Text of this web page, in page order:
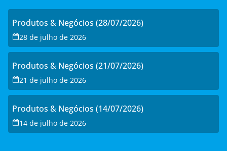
Produtos & Negócios (28/07/2026)
28 de julho de 2026
Produtos & Negócios (21/07/2026)
21 de julho de 2026
Produtos & Negócios (14/07/2026)
14 de julho de 2026